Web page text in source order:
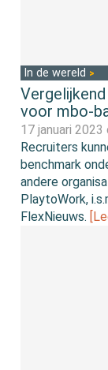
In de wereld
voor mbo-
17 januari 2023
Recruiters
benchmark
andere
PlaytoWork,
FlexNieuws.